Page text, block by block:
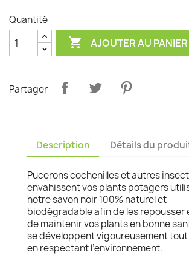
Quantité
 AJOUTER AU PANIER
Partager
Description Détails du
Pucerons cochenilles et autres
envahissent vos plants potagers
notre savon noir 100% naturel et
biodégradable afin de les repousser
de maintenir vos plants en bonne
se développent vigoureusement tout
en respectant l’environnement.